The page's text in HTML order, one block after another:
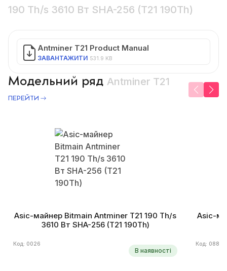
190 Th/s 3610 Вт SHA-256 (T21 190Th)
Antminer T21 Product Manual
ЗАВАНТАЖИТИ 531.9 KB
Модельний ряд Antminer T21
ПЕРЕЙТИ
Asic-майнер Bitmain Antminer T21 190 Th/s
3610 Вт SHA-256 (T21 190Th)
Код: 0026
В наявності
Asic-
Код: 0889